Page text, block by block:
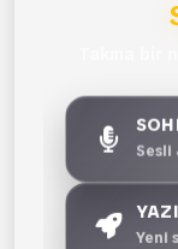
Sesli
Yeni